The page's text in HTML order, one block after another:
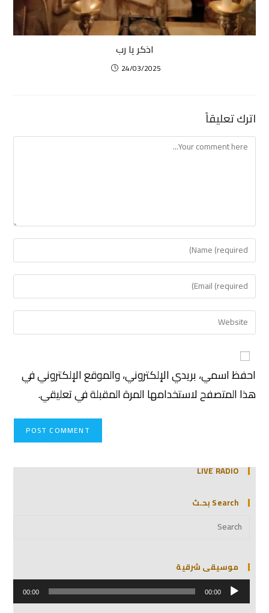
اذكر يا رب
24/03/2025
اترك تعليقاً
احفظ اسمي، بريدي الإلكتروني، والموقع الإلكتروني في
هذا المتصفح لاستخدامها المرة المقبلة في تعليقي.
LIVE RADIO
Search بحـث
موسيقى شرقية
مشغل
الصوت 00:00
00:00